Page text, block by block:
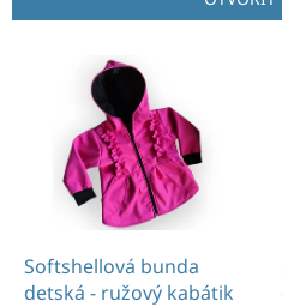
p
dSoftshellová bunda
detská - ružový kabátik